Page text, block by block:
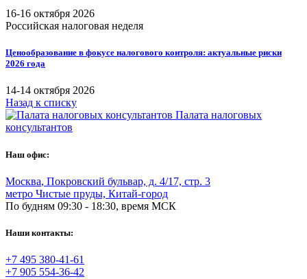
16-16 октября 2026
Российская налоговая неделя
Ценообразование в фокусе налогового контроля: актуальные риски
2026 года
14-14 октября 2026
Назад к списку
Палата налоговых
консультантов
Наш офис:
Москва, Покровский бульвар, д. 4/17, стр. 3
метро Чистые пруды, Китай-город
По будням 09:30 - 18:30, время МСК
Наши контакты:
+7 495 380-41-61
+7 905 554-36-42